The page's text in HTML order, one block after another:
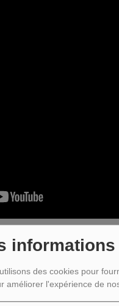
des cookies pour
améliorer l'expérience de
présente l'agenda culturel